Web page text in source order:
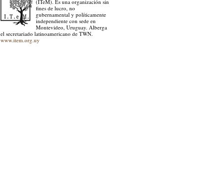
(ITeM). Es una organización sin
fines de lucro, no
gubernamental y políticamente
independiente con sede en
Montevideo, Uruguay. Alberga
el secretariado latinoamericano de TWN.
www.item.org.uy